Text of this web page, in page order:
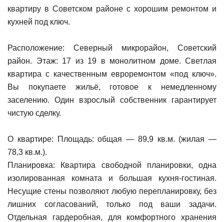
квартиру в Советском районе с хорошим ремонтом и
кухней под ключ.
Расположение: Северный микрорайон, Советский
район. Этаж: 17 из 19 в монолитном доме. Светлая
квартира с качественным евроремонтом «под ключ».
Вы покупаете жильё, готовое к немедленному
заселению. Один взрослый собственник гарантирует
чистую сделку.
О квартире: Площадь: общая — 89,9 кв.м. (жилая —
78,3 кв.м.).
Планировка: Квартира свободной планировки, одна
изолированная комната и большая кухня-гостиная.
Несущие стены позволяют любую перепланировку, без
лишних согласований, только под ваши задачи.
Отдельная гардеробная, для комфортного хранения